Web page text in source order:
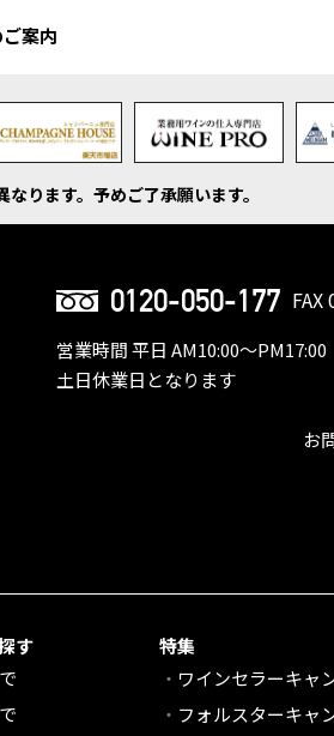
案内
ります。 予めご了承願います。
0120-050-177
営業時間 平日 AM10:00〜PM17:00
土日休業日となります
お
す
特集
ワインセラーキャ
フォルスターキャ